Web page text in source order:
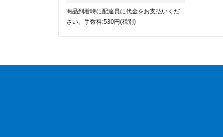
商品到着時に配達員に代金をお支払いくだ
さい。手数料:530円(税別)